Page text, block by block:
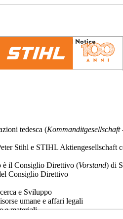
mondo STIHL Legal Notice
KG
tedesca (Kommanditgesellschaft
Stihl e STIHL
è il Consiglio Direttivo (Vorstand) di
Consiglio Direttivo
e Sviluppo
umane e affari legali
e materiali